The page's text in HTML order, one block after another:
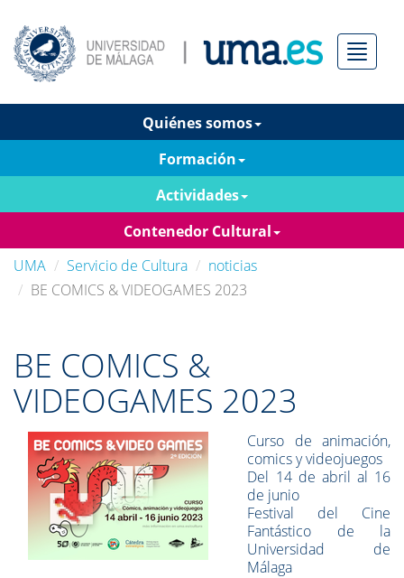
Menú
Quiénes somos
Formación
Actividades
Contenedor Cultural
UMA
Servicio de Cultura
noticias
BE COMICS & VIDEOGAMES 2023
BE COMICS &
VIDEOGAMES 2023
Curso de animación,
comics y videojuegos
Del 14 de abril al 16
de junio
Festival del Cine
Fantástico de la
Universidad de
Málaga